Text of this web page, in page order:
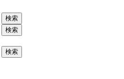
検索
検索
検索